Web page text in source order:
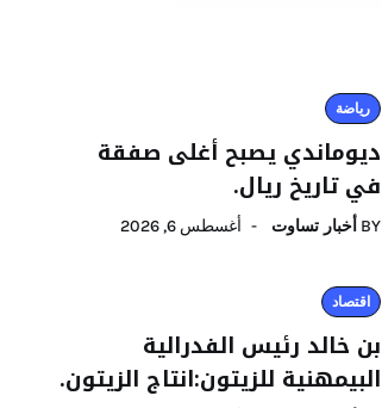
رياضة
ديوماندي يصبح أغلى صفقة
في تاريخ ريال.
BY أخبار تساوت أغسطس 6, 2026
اقتصاد
بن خالد رئيس الفدرالية
البيمهنية للزيتون:انتاج الزيتون.